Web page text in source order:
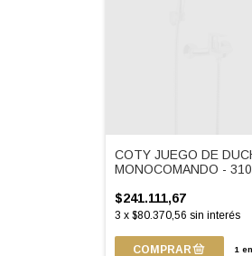
COTY JUEGO DE
MONOCOMANDO -
$241.111,67
3 x $80.370,56 sin interés
1en